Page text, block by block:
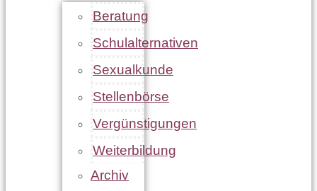
Beratung
Schulalternativen
Sexualkunde
Stellenbörse
Vergünstigungen
Weiterbildung
Archiv